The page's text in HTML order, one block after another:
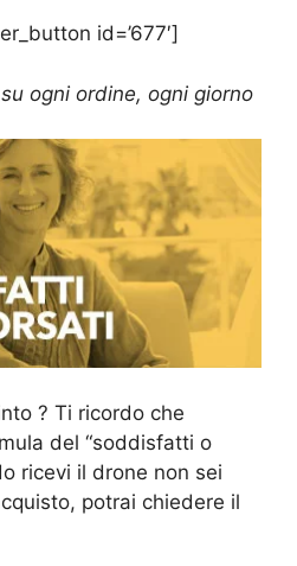
id=’677′]
ogni ordine, ogni giorno
? Ti ricordo che
del “soddisfatti o
ricevi il drone non sei
potrai chiedere il